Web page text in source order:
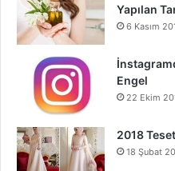
Yapılan
6 Kasım
Engel
22 Ekim
2018
18 Şubat